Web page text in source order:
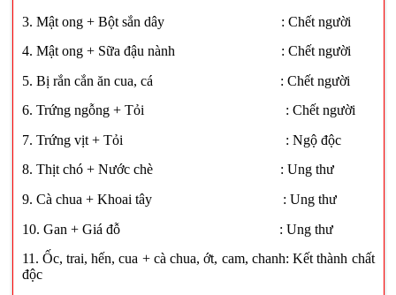
3. Mật ong + Bột sắn dây : Chết người
4. Mật ong + Sữa đậu nành : Chết người
5. Bị rắn cắn ăn cua, cá : Chết người
6. Trứng ngỗng + Tỏi : Chết người
7. Trứng vịt + Tỏi : Ngộ độc
8. Thịt chó + Nước chè : Ung thư
9. Cà chua + Khoai tây : Ung thư
10. Gan + Giá đỗ : Ung thư
11. Ốc, trai, hến, cua + cà chua, ớt, cam, chanh: Kết thành chất
độc